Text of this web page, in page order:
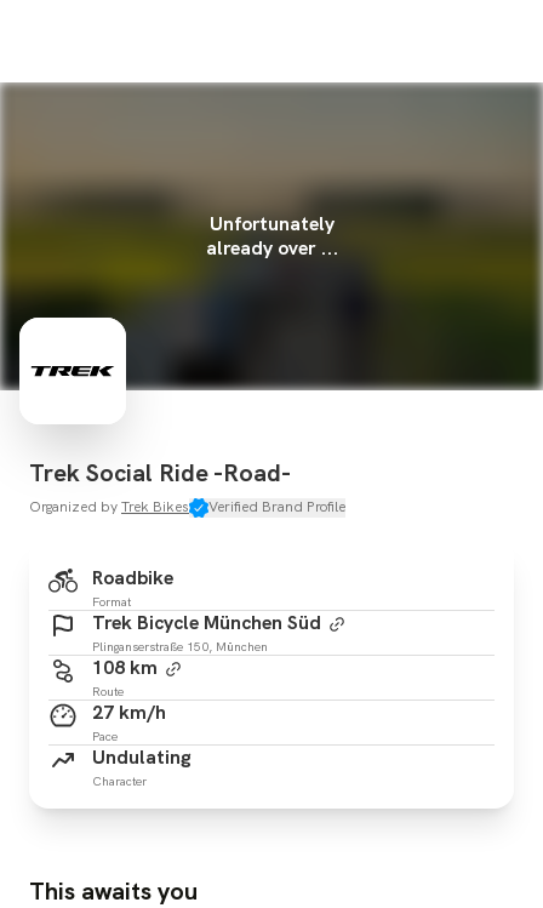
Unfortunately
already over ...
Trek Social Ride -Road-
Organized byTrek Bikes Verified Brand Profile
Roadbike
Format
Trek Bicycle München Süd
Plinganserstraße 150, München
108 km
Route
27 km/h
Pace
Undulating
Character
This awaits you